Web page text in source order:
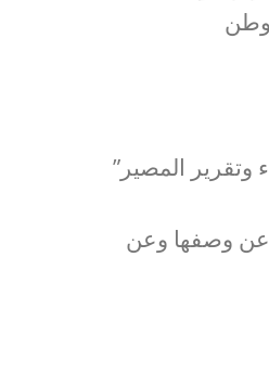
وتقرير المصير”
عن وصفها وعن